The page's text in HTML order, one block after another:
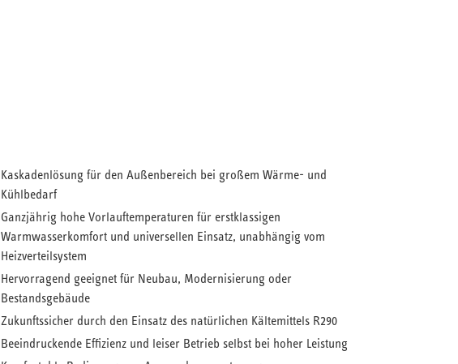
Kaskadenlösung für den Außenbereich bei großem Wärme- und
Kühlbedarf
Ganzjährig hohe Vorlauftemperaturen für erstklassigen
Warmwasserkomfort und universellen Einsatz, unabhängig vom
Heizverteilsystem
Hervorragend geeignet für Neubau, Modernisierung oder
Bestandsgebäude
Zukunftssicher durch den Einsatz des natürlichen Kältemittels R290
Beeindruckende Effizienz und leiser Betrieb selbst bei hoher Leistung